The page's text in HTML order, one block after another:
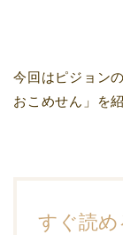
今回はピジョン
おこめせん」を
すぐ読め